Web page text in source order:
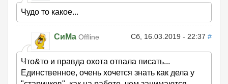
Чудо то какое...
СиМа Offline Сб, 16.03.2019 - 22:37 #
Что&то и правда охота отпала писать...
Единственное, очень хочется знать как дела у